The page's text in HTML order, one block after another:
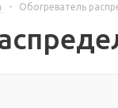
- Обогреватель